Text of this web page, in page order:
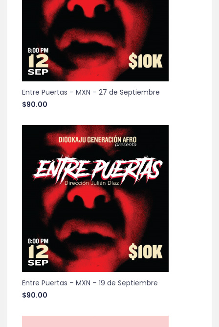
Entre Puertas – MXN – 27 de Septiembre
$90.00
Entre Puertas – MXN – 19 de Septiembre
$90.00